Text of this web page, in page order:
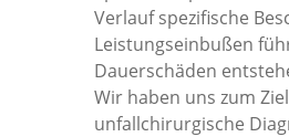
Verlauf spezifische
Leistungseinbußen
Dauerschäden
Wir haben uns zum
unfallchirurgische